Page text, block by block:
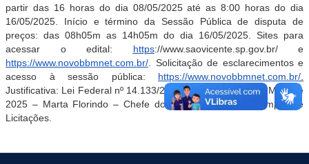
partir das 16 horas do dia 08/05/2025até as8:00 horas do dia
16/05/2025 . Início e término da Sessão Pública de disputa de
preços: das 08h05m as 14h05m do dia 16/05/2025 . Sites para
acessar o edital: https://www.saovicente.sp.gov.br/ e
https://www.novobbmnet.com.br/ . Solicitação de esclarecimentos e
acesso à sessão pública: https://www.novobbmnet.com.br/
Justificativa: Lei Federal nº 14.133/21 – São Vicente,08deMaio
de
2025 – Marta Florindo – Chefe do Departamento de Compras e
Licitações.